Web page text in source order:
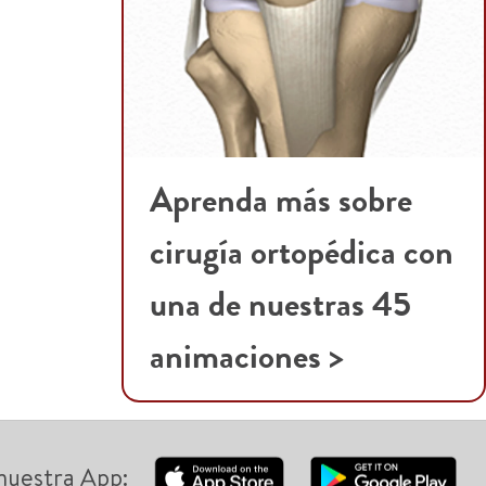
Aprenda más sobre
cirugía ortopédica con
una de nuestras 45
animaciones >
App: